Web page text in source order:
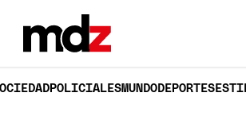
POLICIALESMUNDODEPORTES